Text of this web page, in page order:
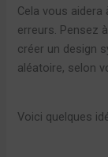
Cela vous
erreurs. Pensez
créer un design
aléatoire, selon
Voici quelques